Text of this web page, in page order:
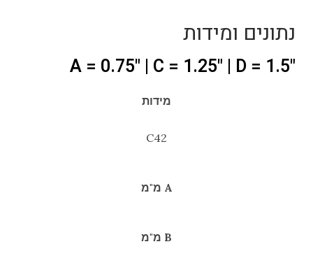
נתונים ומידות
"A = 0.75" | C = 1.25" | D = 1.5
מידות
C42
A מ"מ
B מ"מ